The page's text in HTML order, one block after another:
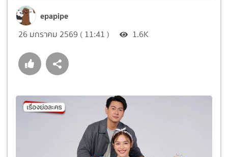
epapipe
26 มกราคม 2569 ( 11:41 ) 1.6K